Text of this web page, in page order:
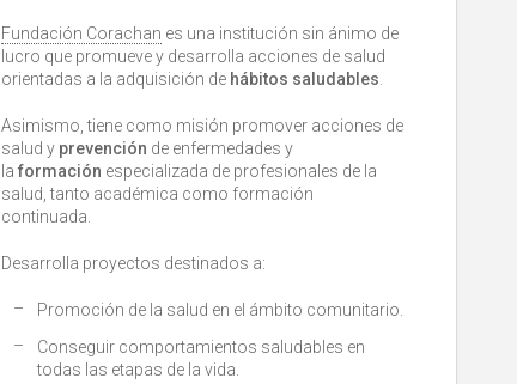
Fundación Corachan es una institución sin ánimo de
lucro que promueve y desarrolla acciones de salud
orientadas a la adquisición de hábitos saludables
Asimismo, tiene como misión promover acciones de
salud y prevención de enfermedades y
la formación especializada de profesionales de la
salud, tanto académica como formación
continuada.
Desarrolla proyectos destinados a:
Promoción de la salud en el ámbito comunitario.
Conseguir comportamientos saludables en
todas las etapas de la vida.